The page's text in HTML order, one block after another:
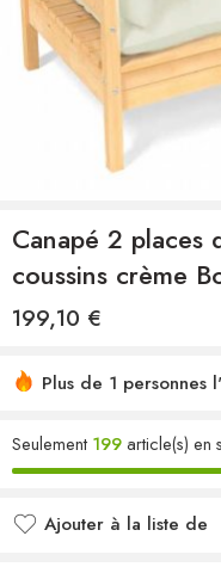
Canapé 2 places
coussins crème
199,10 €
Plus de 1 personnes
Seulement 199article(s) en
Ajouter à la liste de